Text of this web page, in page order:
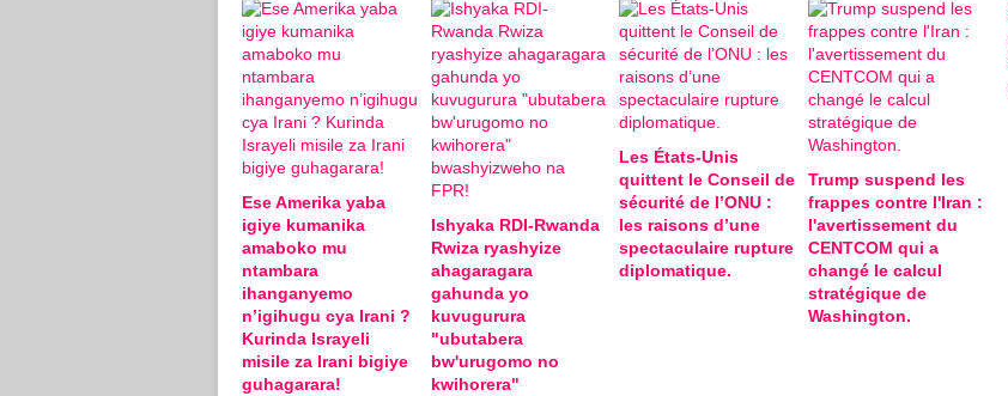
Ese Amerika yaba
igiye kumanika
amaboko mu
ntambara
ihanganyemo
n’igihugu cya Irani ?
Kurinda Israyeli
misile za Irani bigiye
guhagarara!
Ishyaka RDI-Rwanda
Rwiza ryashyize
ahagaragara
gahunda yo
kuvugurura
"ubutabera
bw'urugomo no
kwihorera"
Les États-Unis
quittent le Conseil de
sécurité de l’ONU :
les raisons d’une
spectaculaire rupture
diplomatique.
Trump suspend les
frappes contre l'Iran :
l'avertissement du
CENTCOM qui a
changé le calcul
stratégique de
Washington.